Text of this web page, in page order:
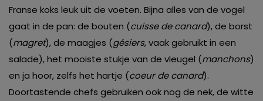
Franse koks leuk uit de voeten. Bijna alles van de vogel
gaat in de pan: de bouten (cuisse de canard), de borst
(magret), de maagjes (gésiers, vaak gebruikt in een
salade), het mooiste stukje van de vleugel (manchons)
en ja hoor, zelfs het hartje (coeur de canard).
Doortastende chefs gebruiken ook nog de nek, de witte